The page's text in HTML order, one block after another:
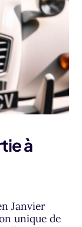
à
Janvier
unique de